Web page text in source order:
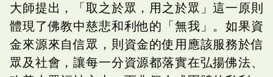
大師提出，「取之於眾，用之於眾」這一原則
體現了佛教中慈悲和利他的「無我」。如果資
金來源來自信眾，則資金的使用應該服務於信
眾及社會，讓每一分資源都落實在弘揚佛法、